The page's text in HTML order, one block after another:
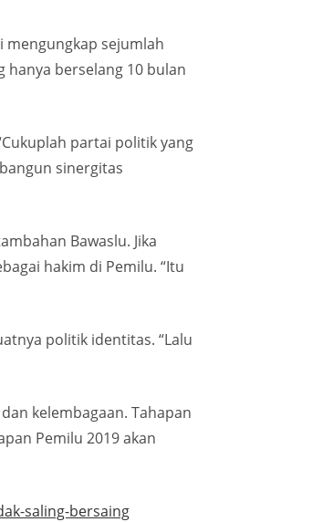
mengungkap sejumlah
hanya berselang 10 bulan
partai politik yang
bangun sinergitas
Bawaslu. Jika
hakim di Pemilu. “Itu
politik identitas. “Lalu
kelembagaan. Tahapan
Pemilu 2019 akan
saling-bersaing